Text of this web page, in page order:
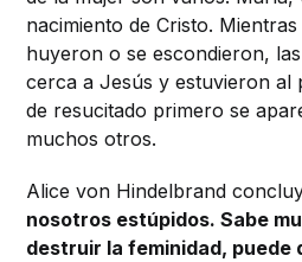
nacimiento de Cristo.
huyeron o se escondieron,
cerca a Jesús y estuvieron al
de resucitado primero se
muchos otros.
Alice von Hindelbrand
nosotros estúpidos. Sabe
destruir la feminidad, puede